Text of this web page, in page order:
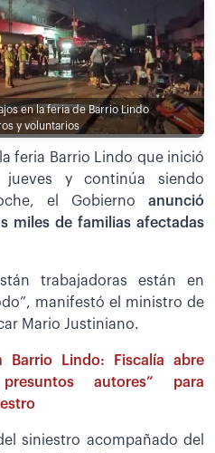
en la feria de Barrio Lindo
y voluntarios
feria Barrio Lindo que inició
y continúa siendo
el Gobierno anunció
miles de familias afectadas
trabajadoras están en
manifestó el ministro de
Mario Justiniano.
Barrio Lindo: Fiscalía abre
autores” para
siniestro acompañado del